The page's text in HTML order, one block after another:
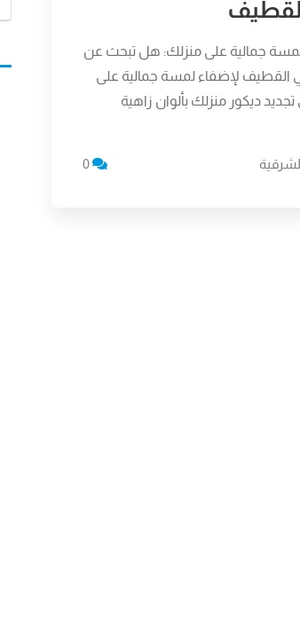
جمالية على منزلك: هل تبحث عن
القطيف لإضفاء لمسة جمالية على
ديكور منزلك بألوان زاهية
0